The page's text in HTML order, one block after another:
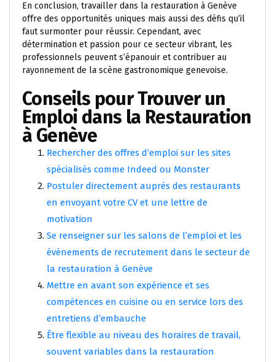
En conclusion, travailler dans la restauration à Genève
offre des opportunités uniques mais aussi des défis qu’il
faut surmonter pour réussir. Cependant, avec
détermination et passion pour ce secteur vibrant, les
professionnels peuvent s’épanouir et contribuer au
rayonnement de la scène gastronomique genevoise.
Conseils pour Trouver un
Emploi dans la Restauration
à Genève
Rechercher des offres d’emploi sur les sites
spécialisés comme Indeed ou Monster
Postuler directement auprès des restaurants
en envoyant votre CV et une lettre de
motivation
Se renseigner sur les salons de l’emploi et les
événements de recrutement dans le secteur de
la restauration à Genève
Mettre en avant son expérience et ses
compétences en cuisine ou en service lors des
entretiens d’embauche
Être flexible au niveau des horaires de travail,
souvent variables dans la restauration